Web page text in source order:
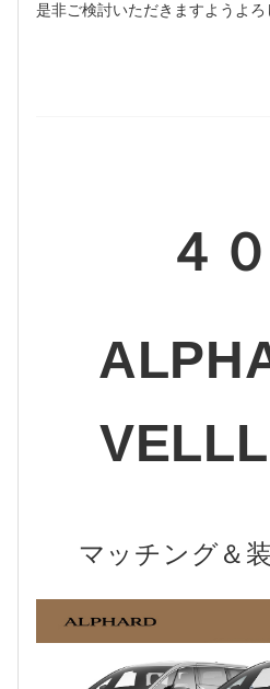
是非ご検討いただきますようよろ
４
マッチング＆